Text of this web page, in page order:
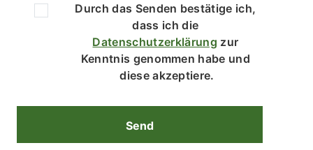
Durch das Senden bestätige ich,
dass ich die
Datenschutzerklärung zur
Kenntnis genommen habe und
diese akzeptiere.
Send